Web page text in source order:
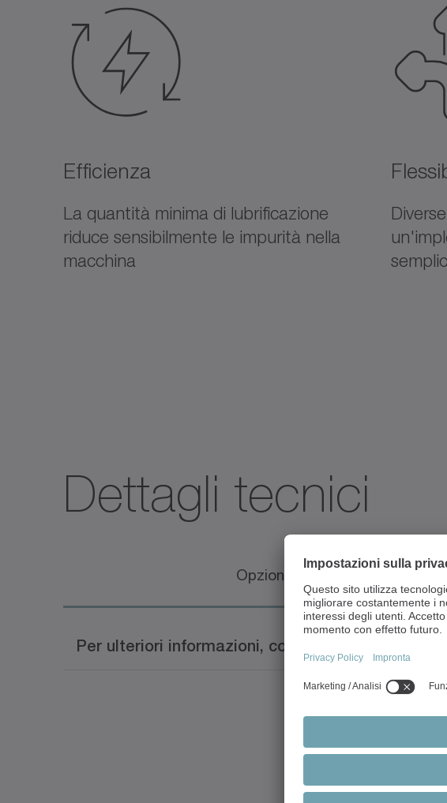
Efficienza
La quantità minima di lubrificazione
riduce sensibilmente le impurità nella
macchina
Dettagli tecnici
Opzioni disponibili
Per ulteriori informazioni, consultare il catalogo